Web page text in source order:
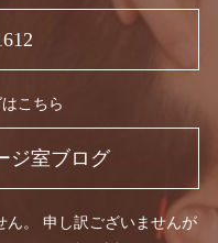
こちら
ジ室ブログ
。 申し訳ございませんが